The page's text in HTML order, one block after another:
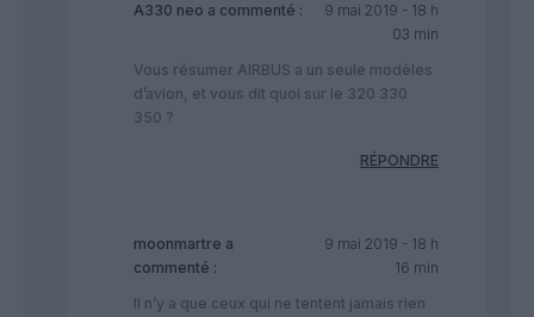
A330 neo a commenté :
9 mai 2019 - 18 h
03 min
Vous résumer AIRBUS a un seule modèles
d’avion, et vous dit quoi sur le 320 330
350 ?
RÉPONDRE
moonmartre a
commenté :
9 mai 2019 - 18 h
16 min
Il n’y a que ceux qui ne tentent jamais rien